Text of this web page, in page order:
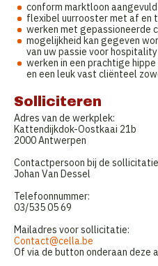
conform marktloon
flexibel uurrooster met af en
werken met gepassioneerde
mogelijkheid kan gegeven
van uw passie voor hospitality
werken in een prachtige
en een leuk vast cliënteel
Solliciteren
Adres van de werkplek:
Kattendijkdok-Oostkaai 21b
2000 Antwerpen
Contactpersoon bij de
Johan Van Dessel
Telefoonnummer:
03/535 05 69
Mailadres voor sollicitatie:
Contact@cella.be
Of via de button onderaan deze